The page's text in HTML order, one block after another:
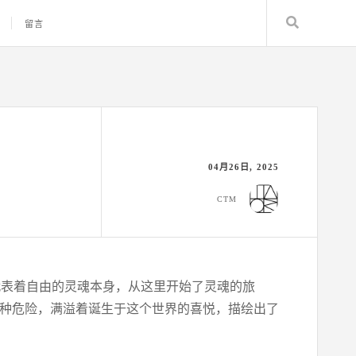
留言
04月26日, 2025
CTM
着自由的灵魂本身，从这里开始了灵魂的旅
危险，满溢着诞生于这个世界的喜悦，描绘出了